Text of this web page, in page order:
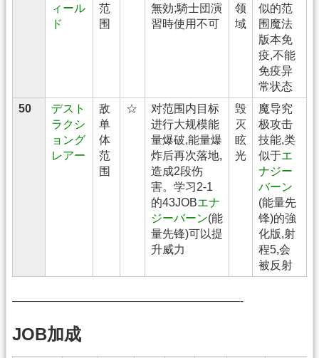
ィール
ド
范
围
無効;騎士団演
習時使用不可
领
域
似的范
围魔法
版本免
疫,不能
免疫异
常状态
50
デスト
ラクシ
ョング
レアー
敌
单
体
范
围
☆
对范围内目标
进行大规模能
量爆破,能量爆
炸后再次落地,
造成2段伤
害。学习2-1
的43JOBエナ
ジーバーン(能
量先锋)可以提
升威力
毁
灭
眩
光
魔导究
极攻击
技能,类
似于エ
ナジー
バーン
(能量先
锋)的強
化版,射
程5,会
被反射
————————————————————-
JOB加成